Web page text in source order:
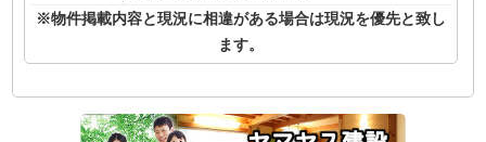
※物件掲載内容と現況に相違がある場合は現況を優先と致し
ます。